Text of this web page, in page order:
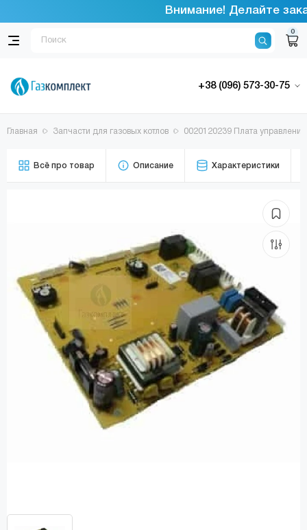
Внимание! Делайте
0
+38 (096) 573-30-75
Главная Запчасти для газовых котлов 0020120239 Плата
Всё про товар Описание Характеристики